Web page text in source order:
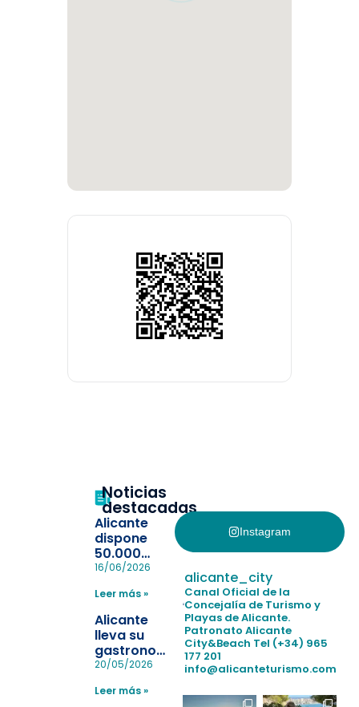
Noticias
destacadas
Alicante
dispone
50.000
pulseras
la
pérdida de niños
en las
playas y
realiza con
éxito un
simulacro de socorrismo
16/06/2026
Leer más »
Alicante
lleva su
gastronomía
a Madrid
reforzar el
20/05/2026
Leer más »
Instagram
alicante_city
Canal Oficial de la
Concejalía de Turismo y
Playas de Alicante.
Patronato Alicante
City&Beach Tel (+34) 965
177 201
info@alicanteturismo.com